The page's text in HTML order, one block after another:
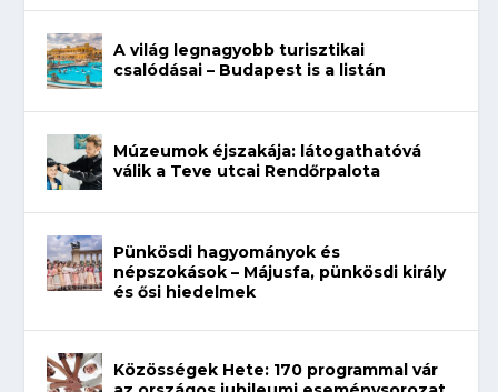
A világ legnagyobb turisztikai
csalódásai – Budapest is a listán
Múzeumok éjszakája: látogathatóvá
válik a Teve utcai Rendőrpalota
Pünkösdi hagyományok és
népszokások – Májusfa, pünkösdi király
és ősi hiedelmek
Közösségek Hete: 170 programmal vár